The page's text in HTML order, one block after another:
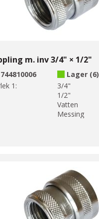
m. inv 3/4" × 1/2"
744810006
Lager (6)
1:
3/4"
1/2"
Vatten
Messing